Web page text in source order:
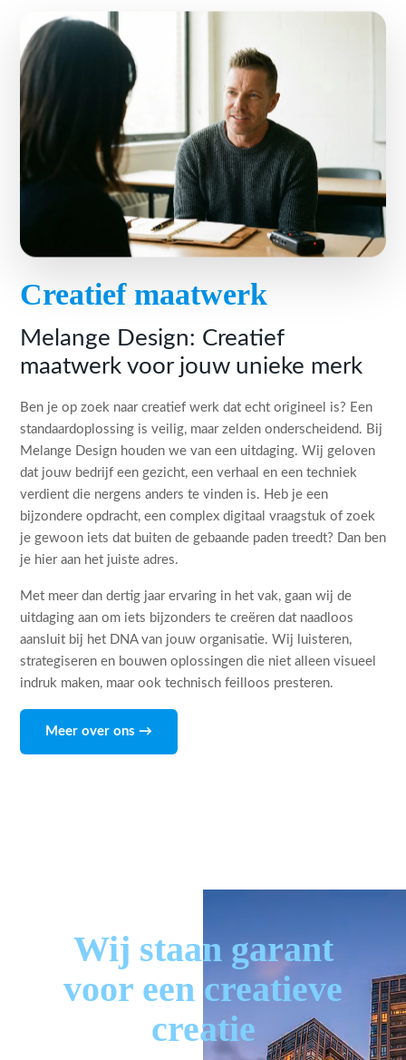
Creatief maatwerk
Melange Design: Creatief
maatwerk voor jouw unieke merk
Ben je op zoek naar creatief werk dat echt origineel is? Een
standaardoplossing is veilig, maar zelden onderscheidend. Bij
Melange Design houden we van een uitdaging. Wij geloven
dat jouw bedrijf een gezicht, een verhaal en een techniek
verdient die nergens anders te vinden is. Heb je een
bijzondere opdracht, een complex digitaal vraagstuk of zoek
je gewoon iets dat buiten de gebaande paden treedt? Dan ben
je hier aan het juiste adres.
Met meer dan dertig jaar ervaring in het vak, gaan wij de
uitdaging aan om iets bijzonders te creëren dat naadloos
aansluit bij het DNA van jouw organisatie. Wij luisteren,
strategiseren en bouwen oplossingen die niet alleen visueel
indruk maken, maar ook technisch feilloos presteren.
Meer over ons →
Wij staan garant
voor een creatieve
creatie